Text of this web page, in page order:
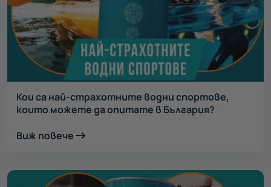
Кои са най-страхотните водни спортове,
които можете да опитате в България?
Виж повече